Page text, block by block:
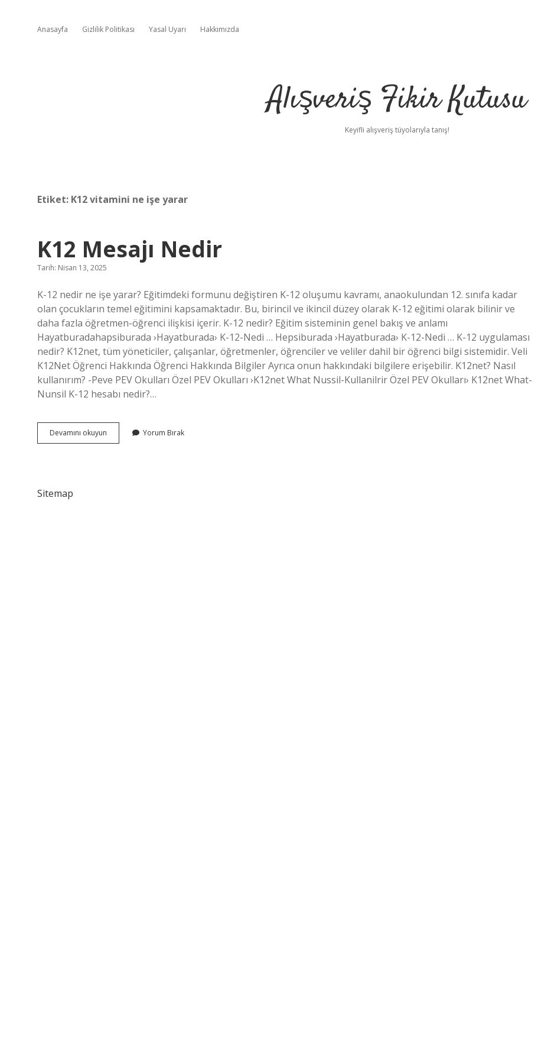
Anasayfa Gizlilik Politikası Yasal Uyarı Hakkımızda
Alışveriş Fikir Kutusu
Keyifli alışveriş tüyolarıyla tanış!
Etiket: K12 vitamini ne işe yarar
K12 Mesajı Nedir
Tarih: Nisan 13, 2025
K-12 nedir ne işe yarar? Eğitimdeki formunu değiştiren K-12 oluşumu kavramı, anaokulundan 12. sınıfa kadar
olan çocukların temel eğitimini kapsamaktadır. Bu, birincil ve ikincil düzey olarak K-12 eğitimi olarak bilinir ve
daha fazla öğretmen-öğrenci ilişkisi içerir. K-12 nedir? Eğitim sisteminin genel bakış ve anlamı
Hayatburadahapsiburada ›Hayatburada› K-12-Nedi … Hepsiburada ›Hayatburada› K-12-Nedi … K-12 uygulaması
nedir? K12net, tüm yöneticiler, çalışanlar, öğretmenler, öğrenciler ve veliler dahil bir öğrenci bilgi sistemidir. Veli
K12Net Öğrenci Hakkında Öğrenci Hakkında Bilgiler Ayrıca onun hakkındaki bilgilere erişebilir. K12net? Nasıl
kullanırım? -Peve PEV Okulları Özel PEV Okulları ›K12net What Nussil-Kullanilrir Özel PEV Okulları› K12net What-
Nunsil K-12 hesabı nedir?…
Devamını okuyun
Mesajı
Yorum Bırak
Sitemap